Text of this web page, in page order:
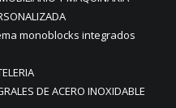
monoblocks integrados
DE ACERO INOXIDABLE